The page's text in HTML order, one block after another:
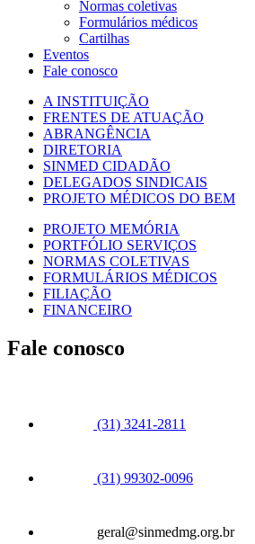
Normas coletivas
Formulários médicos
Cartilhas
Eventos
Fale conosco
A INSTITUIÇÃO
FRENTES DE ATUAÇÃO
ABRANGÊNCIA
DIRETORIA
SINMED CIDADÃO
DELEGADOS SINDICAIS
PROJETO MÉDICOS DO BEM
PROJETO MEMÓRIA
PORTFÓLIO SERVIÇOS
NORMAS COLETIVAS
FORMULÁRIOS MÉDICOS
FILIAÇÃO
FINANCEIRO
Fale conosco
(31) 3241-2811
(31) 99302-0096
geral@sinmedmg.org.br